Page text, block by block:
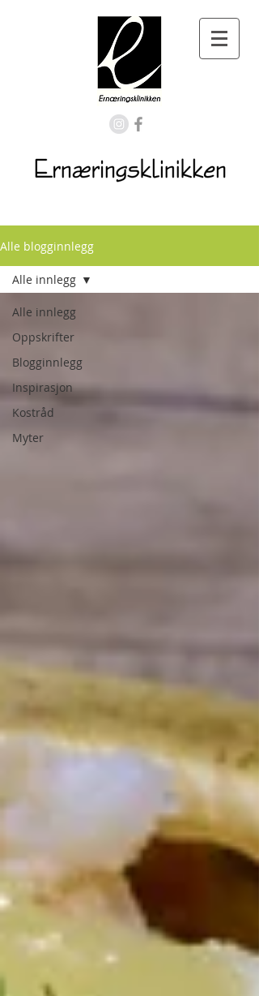
Alle blogginnlegg
Alle innlegg
Oppskrifter
Blogginnlegg
Inspirasjon
Kostråd
Myter
Alle innlegg